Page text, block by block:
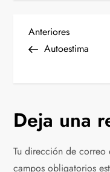
N
e
g
Entrada
anterior
Anteriores
Autoestima
Deja una
Tu dirección de
campos obligatorios